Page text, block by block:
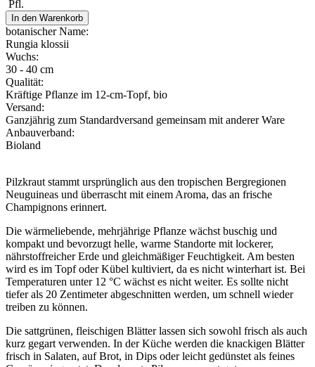
Pfl.
In den Warenkorb
botanischer Name:
Rungia klossii
Wuchs:
30 - 40 cm
Qualität:
Kräftige Pflanze im 12-cm-Topf, bio
Versand:
Ganzjährig zum Standardversand gemeinsam mit anderer Ware
Anbauverband:
Bioland
Pilzkraut stammt ursprünglich aus den tropischen Bergregionen
Neuguineas und überrascht mit einem Aroma, das an frische
Champignons erinnert.
Die wärmeliebende, mehrjährige Pflanze wächst buschig und
kompakt und bevorzugt helle, warme Standorte mit lockerer,
nährstoffreicher Erde und gleichmäßiger Feuchtigkeit. Am besten
wird es im Topf oder Kübel kultiviert, da es nicht winterhart ist. Bei
Temperaturen unter 12 °C wächst es nicht weiter. Es sollte nicht
tiefer als 20 Zentimeter abgeschnitten werden, um schnell wieder
treiben zu können.
Die sattgrünen, fleischigen Blätter lassen sich sowohl frisch als auch
kurz gegart verwenden. In der Küche werden die knackigen Blätter
frisch in Salaten, auf Brot, in Dips oder leicht gedünstet als feines